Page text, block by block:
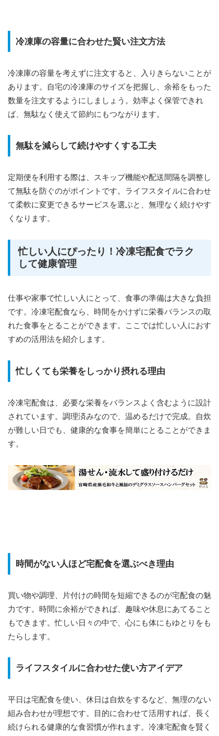
冷凍庫の容量に合わせた賢い注文方法
冷凍庫の容量を考えずに注文すると、入りきらないことが
あります。自宅の冷凍庫のサイズを把握し、余裕をもった
数量を注文するようにしましょう。効率よく保管できれ
ば、無駄なく使えて節約にもつながります。
無駄を減らして続けやすくする工夫
定期便を利用する際は、スキップ機能や配送間隔を調整し
て無駄を防ぐのがポイントです。ライフスタイルに合わせ
て柔軟に変更できるサービスを選ぶと、無理なく続けやす
くなります。
忙しい人にぴったり！冷凍宅配食でラク
して健康管理
仕事や家事で忙しい人にとって、食事の準備は大きな負担
です。冷凍宅配食なら、時間をかけずに栄養バランスの取
れた食事をとることができます。ここでは忙しい人におす
すめの活用法を紹介します。
忙しくても栄養をしっかり摂れる理由
冷凍宅配食は、必要な栄養をバランスよく含むように設計
されています。調理済みなので、温めるだけで完成。自炊
が難しい日でも、健康的な食事を簡単にとることができま
す。
時間がない人ほど宅配食を選ぶべき理由
買い物や調理、片付けの時間を短縮できるのが宅配食の魅
力です。時間に余裕ができれば、趣味や休息にあてること
もできます。忙しい日々の中で、心にも体にもゆとりをも
たらします。
ライフスタイルに合わせた使い方アイデア
平日は宅配食を使い、休日は自炊をするなど、無理のない
組み合わせが理想です。目的に合わせて活用すれば、長く
続けられる健康的な食習慣が作れます。冷凍宅配食を賢く